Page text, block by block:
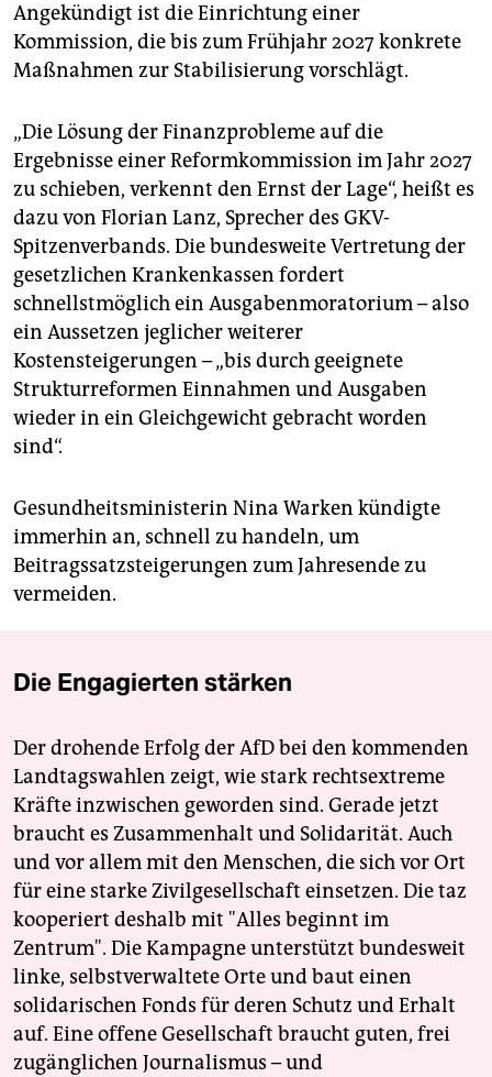
Angekündigt ist die Einrichtung einer
Kommission, die bis zum Frühjahr 2027 konkrete
Maßnahmen zur Stabilisierung vorschlägt.
„Die Lösung der Finanzprobleme auf die
Ergebnisse einer Reformkommission im Jahr 2027
zu schieben, verkennt den Ernst der Lage“, heißt es
dazu von Florian Lanz, Sprecher des GKV-
Spitzenverbands. Die bundesweite Vertretung der
gesetzlichen Krankenkassen fordert
schnellstmöglich ein Ausgabenmoratorium – also
ein Aussetzen jeglicher weiterer
Kostensteigerungen – „bis durch geeignete
Strukturreformen Einnahmen und Ausgaben
wieder in ein Gleichgewicht gebracht worden
sind“.
Gesundheitsministerin Nina Warken kündigte
immerhin an, schnell zu handeln, um
Beitragssatzsteigerungen zum Jahresende zu
vermeiden.
Die Engagierten stärken
Der drohende Erfolg der AfD bei den kommenden
Landtagswahlen zeigt, wie stark rechtsextreme
Kräfte inzwischen geworden sind. Gerade jetzt
braucht es Zusammenhalt und Solidarität. Auch
und vor allem mit den Menschen, die sich vor Ort
für eine starke Zivilgesellschaft einsetzen. Die taz
kooperiert deshalb mit "Alles beginnt im
Zentrum". Die Kampagne unterstützt bundesweit
linke, selbstverwaltete Orte und baut einen
solidarischen Fonds für deren Schutz und Erhalt
auf. Eine offene Gesellschaft braucht guten, frei
zugänglichen Journalismus – und